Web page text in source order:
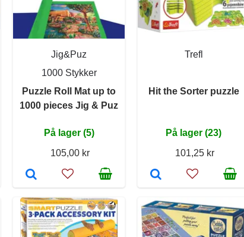
Jig&Puz
1000 Stykker
Puzzle Roll Mat up to
1000 pieces Jig & Puz
På lager (5)
105,00 kr
Trefl
Hit the Sorter puzzle
På lager (23)
101,25 kr